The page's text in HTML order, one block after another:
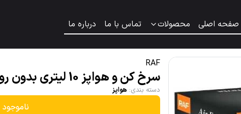
صفحه اصلی محصولات تماس با ما درباره ما
RAF
سرخ کن و هواپز 10 لیتری بدون روغن راف مدل R.5339
دسته بندی: هواپز
ناموجود